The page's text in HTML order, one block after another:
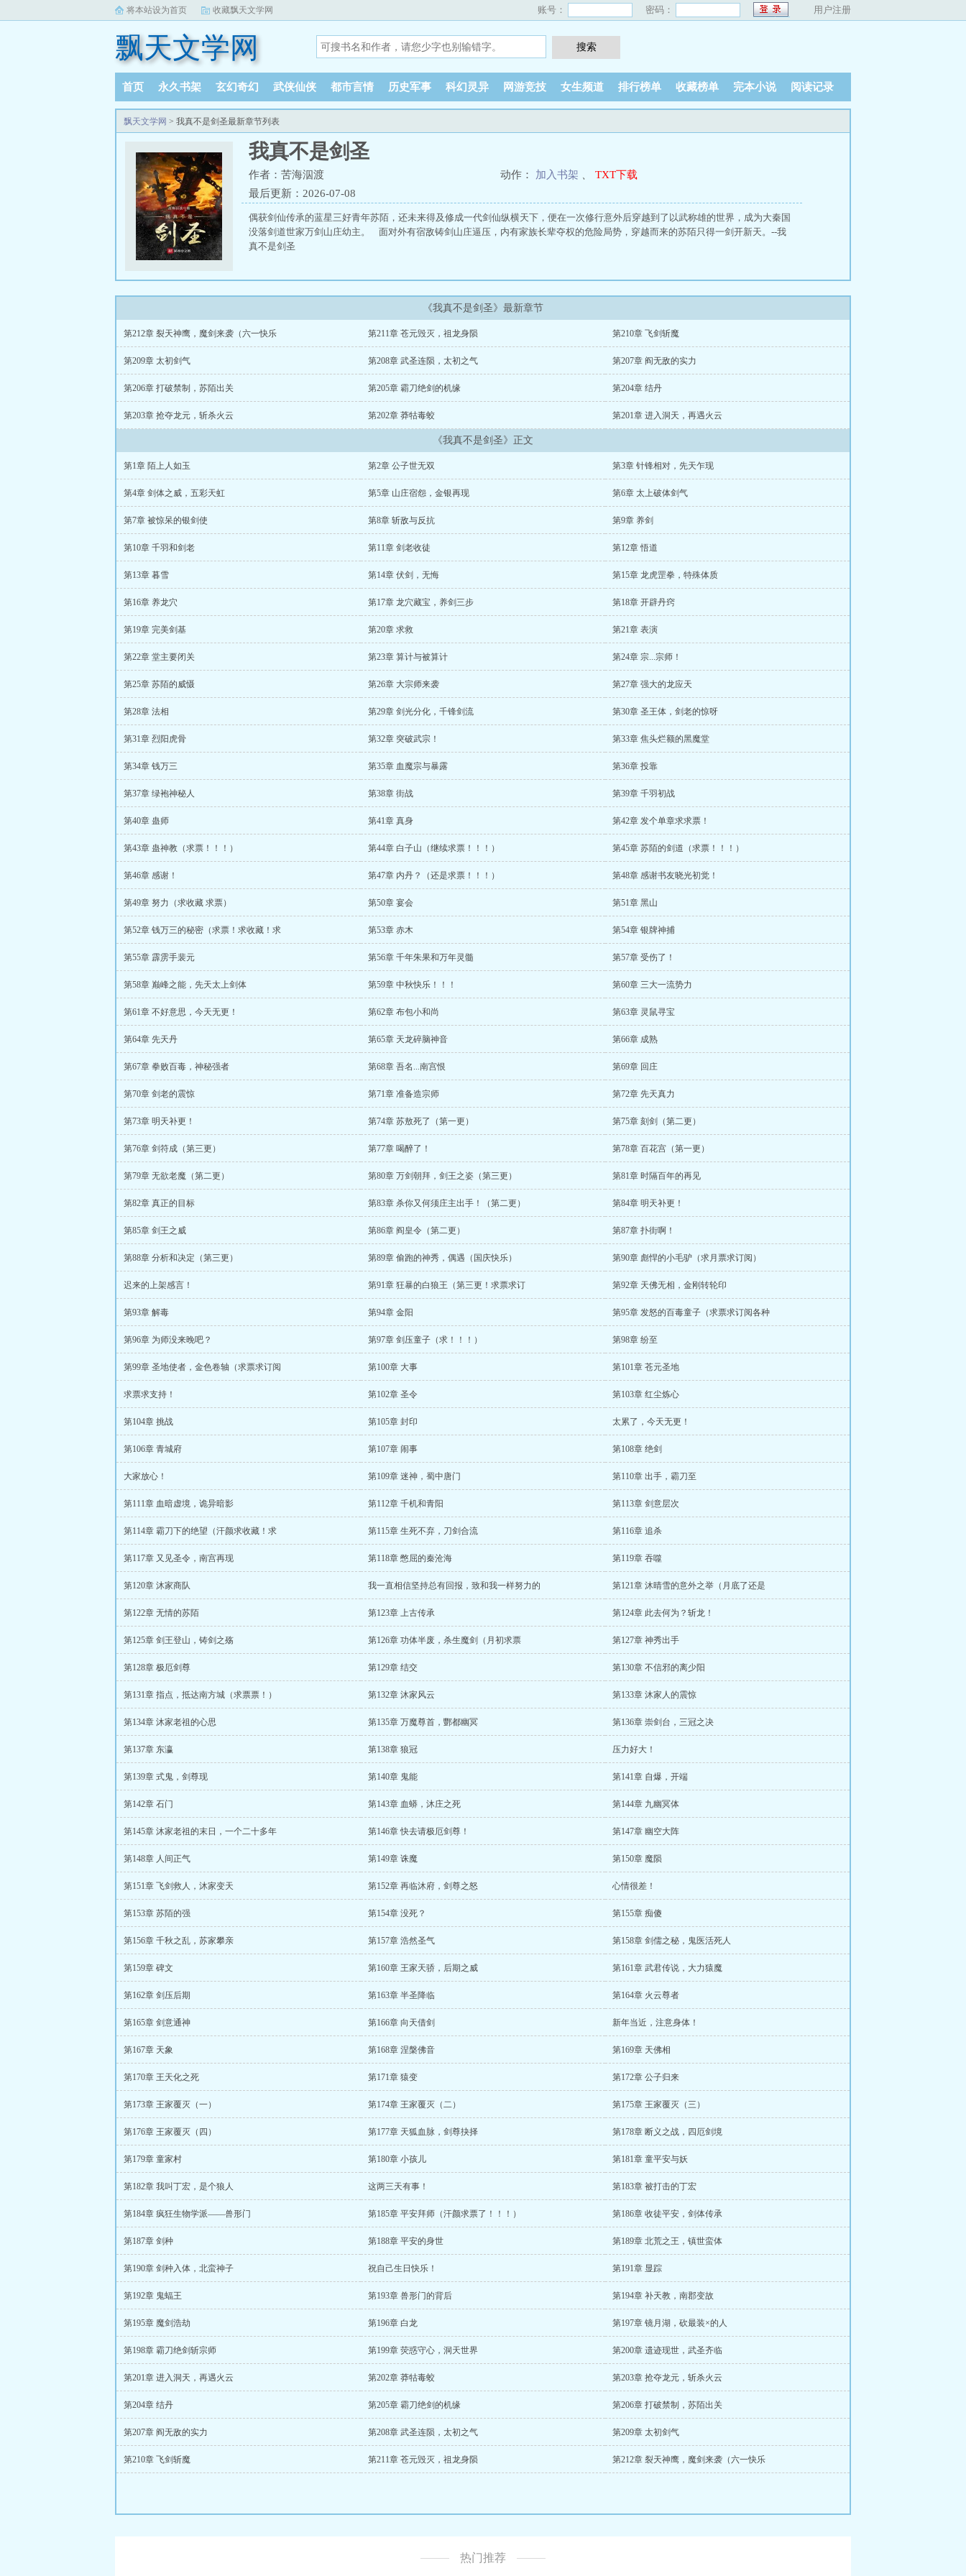
将本站设为首页 收藏飘天文学网 账号： 密码： 用户注册
飘天文学网
首页 永久书架 玄幻奇幻 武侠仙侠 都市言情 历史军事 科幻灵异 网游竞技 女生频道 排行榜单 收藏榜单 完本小说 阅读记录
飘天文学网 > 我真不是剑圣最新章节列表
我真不是剑圣
作者：苦海泅渡 动作： 加入书架
TXT下载
最后更新：2026-07-08
偶获剑仙传承的蓝星三好青年苏陌，还未来得及修成一代剑仙纵横天下，便在一次修行意外后穿越到了以武称雄的世界，成为大秦国
没落剑道世家万剑山庄幼主。 面对外有宿敌铸剑山庄逼压，内有家族长辈夺权的危险局势，穿越而来的苏陌只得一剑开新天。--我
真不是剑圣
《我真不是剑圣》最新章节
第212章 裂天神鹰，魔剑来袭（六一快乐 第211章 苍元毁灭，祖龙身陨 第210章 飞剑斩魔
第209章 太初剑气 第208章 武圣连陨，太初之气 第207章 阎无敌的实力
第206章 打破禁制，苏陌出关 第205章 霸刀绝剑的机缘 第204章 结丹
第203章 抢夺龙元，斩杀火云 第202章 莽牯毒蛟 第201章 进入洞天，再遇火云
《我真不是剑圣》正文
第1章 陌上人如玉 第2章 公子世无双 第3章 针锋相对，先天乍现
第4章 剑体之威，五彩天虹 第5章 山庄宿怨，金银再现 第6章 太上破体剑气
第7章 被惊呆的银剑使 第8章 斩敌与反抗 第9章 养剑
第10章 千羽和剑老 第11章 剑老收徒 第12章 悟道
第13章 暮雪 第14章 伏剑，无悔 第15章 龙虎罡拳，特殊体质
第16章 养龙穴 第17章 龙穴藏宝，养剑三步 第18章 开辟丹窍
第19章 完美剑基 第20章 求救 第21章 表演
第22章 堂主要闭关 第23章 算计与被算计 第24章 宗...宗师！
第25章 苏陌的威慑 第26章 大宗师来袭 第27章 强大的龙应天
第28章 法相 第29章 剑光分化，千锋剑流 第30章 圣王体，剑老的惊呀
第31章 烈阳虎骨 第32章 突破武宗！ 第33章 焦头烂额的黑魔堂
第34章 钱万三 第35章 血魔宗与暴露 第36章 投靠
第37章 绿袍神秘人 第38章 街战 第39章 千羽初战
第40章 蛊师 第41章 真身 第42章 发个单章求求票！
第43章 蛊神教（求票！！！） 第44章 白子山（继续求票！！！） 第45章 苏陌的剑道（求票！！！）
第46章 感谢！ 第47章 内丹？（还是求票！！！） 第48章 感谢书友晓光初觉！
第49章 努力（求收藏 求票） 第50章 宴会 第51章 黑山
第52章 钱万三的秘密（求票！求收藏！求 第53章 赤木 第54章 银牌神捕
第55章 霹雳手裴元 第56章 千年朱果和万年灵髓 第57章 受伤了！
第58章 巅峰之能，先天太上剑体 第59章 中秋快乐！！！ 第60章 三大一流势力
第61章 不好意思，今天无更！ 第62章 布包小和尚 第63章 灵鼠寻宝
第64章 先天丹 第65章 天龙碎脑神音 第66章 成熟
第67章 拳败百毒，神秘强者 第68章 吾名...南宫恨 第69章 回庄
第70章 剑老的震惊 第71章 准备造宗师 第72章 先天真力
第73章 明天补更！ 第74章 苏敖死了（第一更） 第75章 刻剑（第二更）
第76章 剑符成（第三更） 第77章 喝醉了！ 第78章 百花宫（第一更）
第79章 无欲老魔（第二更） 第80章 万剑朝拜，剑王之姿（第三更） 第81章 时隔百年的再见
第82章 真正的目标 第83章 杀你又何须庄主出手！（第二更） 第84章 明天补更！
第85章 剑王之威 第86章 阎皇令（第二更） 第87章 扑街啊！
第88章 分析和决定（第三更） 第89章 偷跑的神秀，偶遇（国庆快乐） 第90章 彪悍的小毛驴（求月票求订阅）
迟来的上架感言！ 第91章 狂暴的白狼王（第三更！求票求订 第92章 天佛无相，金刚转轮印
第93章 解毒 第94章 金阳 第95章 发怒的百毒童子（求票求订阅各种
第96章 为师没来晚吧？ 第97章 剑压童子（求！！！） 第98章 纷至
第99章 圣地使者，金色卷轴（求票求订阅 第100章 大事 第101章 苍元圣地
求票求支持！ 第102章 圣令 第103章 红尘炼心
第104章 挑战 第105章 封印 太累了，今天无更！
第106章 青城府 第107章 闹事 第108章 绝剑
大家放心！ 第109章 迷神，蜀中唐门 第110章 出手，霸刀至
第111章 血暗虚境，诡异暗影 第112章 千机和青阳 第113章 剑意层次
第114章 霸刀下的绝望（汗颜求收藏！求 第115章 生死不弃，刀剑合流 第116章 追杀
第117章 又见圣令，南宫再现 第118章 憋屈的秦沧海 第119章 吞噬
第120章 沐家商队 我一直相信坚持总有回报，致和我一样努力的 第121章 沐晴雪的意外之举（月底了还是
第122章 无情的苏陌 第123章 上古传承 第124章 此去何为？斩龙！
第125章 剑王登山，铸剑之殇 第126章 功体半废，杀生魔剑（月初求票 第127章 神秀出手
第128章 极厄剑尊 第129章 结交 第130章 不信邪的离少阳
第131章 指点，抵达南方城（求票票！） 第132章 沐家风云 第133章 沐家人的震惊
第134章 沐家老祖的心思 第135章 万魔尊首，酆都幽冥 第136章 崇剑台，三冠之决
第137章 东瀛 第138章 狼冠 压力好大！
第139章 式鬼，剑尊现 第140章 鬼能 第141章 自爆，开端
第142章 石门 第143章 血蟒，沐庄之死 第144章 九幽冥体
第145章 沐家老祖的末日，一个二十多年 第146章 快去请极厄剑尊！ 第147章 幽空大阵
第148章 人间正气 第149章 诛魔 第150章 魔陨
第151章 飞剑救人，沐家变天 第152章 再临沐府，剑尊之怒 心情很差！
第153章 苏陌的强 第154章 没死？ 第155章 痴傻
第156章 千秋之乱，苏家攀亲 第157章 浩然圣气 第158章 剑儒之秘，鬼医活死人
第159章 碑文 第160章 王家天骄，后期之威 第161章 武君传说，大力猿魔
第162章 剑压后期 第163章 半圣降临 第164章 火云尊者
第165章 剑意通神 第166章 向天借剑 新年当近，注意身体！
第167章 天象 第168章 涅槃佛音 第169章 天佛相
第170章 王天化之死 第171章 猿变 第172章 公子归来
第173章 王家覆灭（一） 第174章 王家覆灭（二） 第175章 王家覆灭（三）
第176章 王家覆灭（四） 第177章 天狐血脉，剑尊抉择 第178章 断义之战，四厄剑境
第179章 童家村 第180章 小孩儿 第181章 童平安与妖
第182章 我叫丁宏，是个狼人 这两三天有事！ 第183章 被打击的丁宏
第184章 疯狂生物学派——兽形门 第185章 平安拜师（汗颜求票了！！！） 第186章 收徒平安，剑体传承
第187章 剑种 第188章 平安的身世 第189章 北荒之王，镇世蛮体
第190章 剑种入体，北蛮神子 祝自己生日快乐！ 第191章 显踪
第192章 鬼蝠王 第193章 兽形门的背后 第194章 补天教，南郡变故
第195章 魔剑浩劫 第196章 白龙 第197章 镜月湖，砍最装×的人
第198章 霸刀绝剑斩宗师 第199章 荧惑守心，洞天世界 第200章 遗迹现世，武圣齐临
第201章 进入洞天，再遇火云 第202章 莽牯毒蛟 第203章 抢夺龙元，斩杀火云
第204章 结丹 第205章 霸刀绝剑的机缘 第206章 打破禁制，苏陌出关
第207章 阎无敌的实力 第208章 武圣连陨，太初之气 第209章 太初剑气
第210章 飞剑斩魔 第211章 苍元毁灭，祖龙身陨 第212章 裂天神鹰，魔剑来袭（六一快乐
热门推荐